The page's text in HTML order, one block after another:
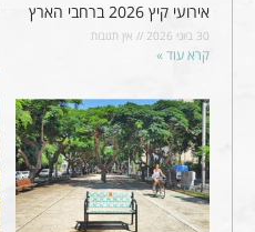
אירועי קיץ 2026 ברחבי הארץ
30 ביוני 2026 אין תגובות
קרא עוד »